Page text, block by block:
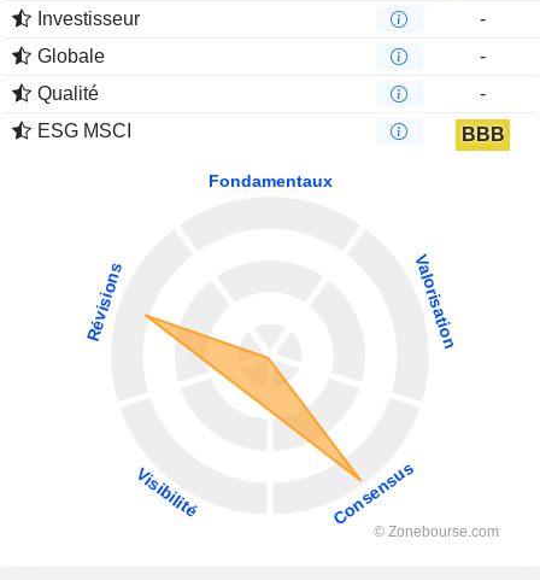
Investisseur
-
Globale
-
Qualité
-
ESG MSCI
BBB